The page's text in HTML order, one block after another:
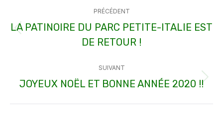
article
PRÉCÉDENT
Article
précédent
LA PATINOIRE DU PARC PETITE-ITALIE EST
DE RETOUR !
SUIVANT
Article
JOYEUX NOËL ET BONNE ANNÉE 2020 !!